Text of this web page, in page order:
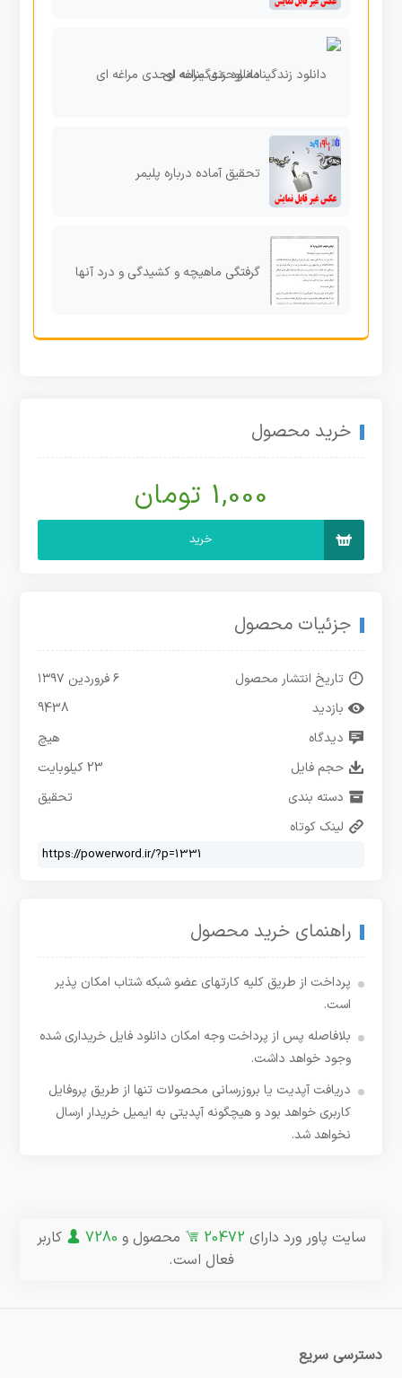
دانلود زندگینامه اوحدی مراغه ای
تحقیق آماده درباره پلیمر
گرفتگی ماهیچه و کشیدگی و درد آنها
خرید محصول
1,000 تومان
خرید
جزئیات محصول
تاریخ انتشار محصول
۶ فروردین ۱۳۹۷
بازدید
9438
دیدگاه
هیچ
حجم فایل
23 کیلوبایت
دسته بندی
تحقیق
لینک کوتاه
راهنمای خرید محصول
پرداخت از طریق کلیه کارتهای عضو شبکه شتاب امکان پذیر
است.
بلافاصله پس از پرداخت وجه امکان دانلود فایل خریداری شده
وجود خواهد داشت.
دریافت آپدیت یا بروزرسانی محصولات تنها از طریق پروفایل
کاربری خواهد بود و هیچگونه آپدیتی به ایمیل خریدار ارسال
نخواهد شد.
سایت پاور ورد دارای 20472 محصول و 7280
کاربر
فعال است.
دسترسی سریع